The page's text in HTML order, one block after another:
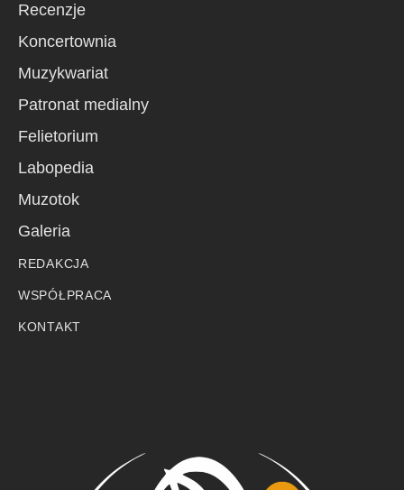
Recenzje
Koncertownia
Muzykwariat
Patronat medialny
Felietorium
Labopedia
Muzotok
Galeria
REDAKCJA
WSPÓŁPRACA
KONTAKT